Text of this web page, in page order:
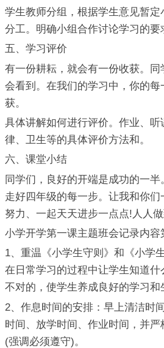
学生教师分组，根据学生意见暂
分工。明确小组合作讨论学习的要
五、学习评价
有一份耕耘，就会有一份收获。
会看到。在我们的学习中，你的每
获。
具体讲解如何进行评价。作业、
律、卫生等的具体评价方法和。
六、课堂小结
同学们，良好的开端是成功的一半
走好四年级的每一步。让我和你
努力、一起天天进步一点点!人人做
小学开学第一课主题班会记录内容
1、重温《小学生守则》和《小学
在日常学习的过程中让学生知道
不对的，使学生养成良好的学习和
2、作息时间的安排：早上清洁时
时间、放学时间、作业时间，并
(强调必须遵守)。